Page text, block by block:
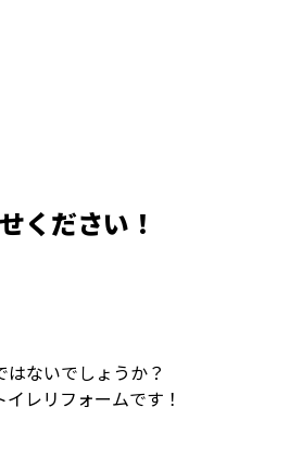
ください！
ないでしょうか？
レリフォームです！